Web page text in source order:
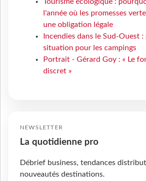
Tourisme écologique :
l'année où les promesses
une obligation légale
Incendies dans le Sud-Ouest
situation pour les campings
Portrait - Gérard Goy : « Le
discret »
NEWSLETTER
La quotidienne pro
Débrief business, tendances
nouveautés destinations.